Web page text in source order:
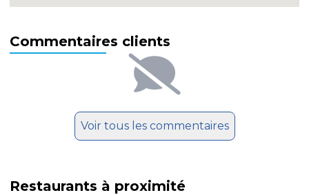
Commentaires clients
Voir tous les commentaires
Restaurants à proximité